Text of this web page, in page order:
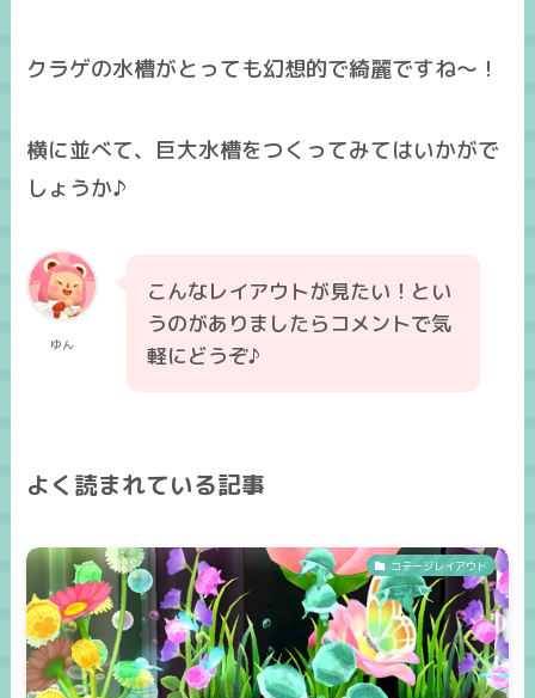
クラゲの水槽がとっても幻想的で綺麗ですね～！
横に並べて、巨大水槽をつくってみてはいかがで
しょうか♪
ゆん
こんなレイアウトが見たい！とい
うのがありましたらコメントで気
軽にどうぞ♪
よく読まれている記事
コテージレイアウト